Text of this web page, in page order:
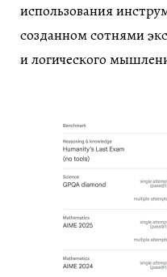
использования
созданном сотнями
и логического